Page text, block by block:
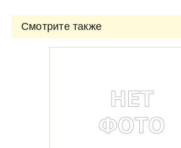
Смотрите также